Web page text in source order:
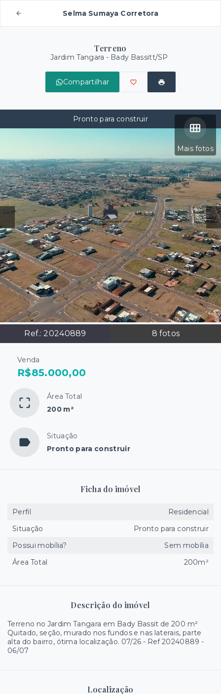
Selma Sumaya Corretora
Terreno
Jardim Tangara - Bady Bassitt/SP
Compartilhar
Mais fotos
Ref.: 20240889 8 fotos
Pronto para construir
Venda
R$85.000,00
Área Total
200 m²
Situação
Pronto para construir
Descrição do imóvel
Terreno no Jardim Tangara em Bady Bassit de 200 m²
Quitado, seção, murado nos fundos e nas laterais, parte
alta do bairro, ótima localização. 07/26 - Ref 20240889 -
06/07
Localização
Ficha do imóvel
Perfil
Residencial
Situação
Pronto para construir
Possui mobília?
Sem mobília
Área Total
200m²